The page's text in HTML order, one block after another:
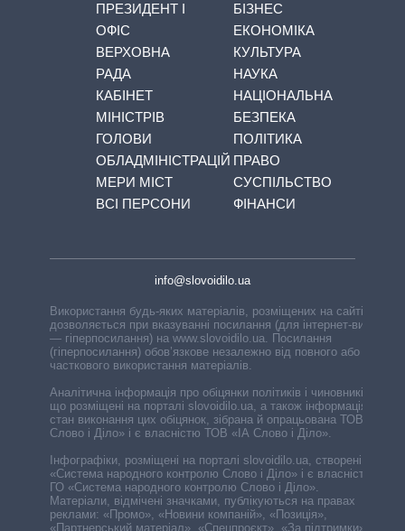
ПРЕЗИДЕНТ І
ОФІС
ВЕРХОВНА
РАДА
КАБІНЕТ
МІНІСТРІВ
ГОЛОВИ
ОБЛАДМІНІСТРАЦІЙ
МЕРИ МІСТ
ВСІ ПЕРСОНИ
БІЗНЕС
ЕКОНОМІКА
КУЛЬТУРА
НАУКА
НАЦІОНАЛЬНА
БЕЗПЕКА
ПОЛІТИКА
ПРАВО
СУСПІЛЬСТВО
ФІНАНСИ
info@slovoidilo.ua
Використання будь-яких матеріалів, розміщених на сайті,
дозволяється при вказуванні посилання (для інтернет-видань
— гіперпосилання) на www.slovoidilo.ua. Посилання
(гіперпосилання) обов’язкове незалежно від повного або
часткового використання матеріалів.
Аналітична інформація про обіцянки політиків і чиновників,
що розміщені на порталі slovoidilo.ua, а також інформація про
стан виконання цих обіцянок, зібрана й опрацьована ТОВ «ІА
Слово і Діло» і є власністю ТОВ «ІА Слово і Діло».
Інфографіки, розміщені на порталі slovoidilo.ua, створені ГО
«Система народного контролю Слово і Діло» і є власністю
ГО «Система народного контролю Слово і Діло».
Матеріали, відмічені значками, публікуються на правах
реклами: «Промо», «Новини компаній», «Позиція»,
«Партнерський матеріал», «Спецпроєкт», «За підтримки».